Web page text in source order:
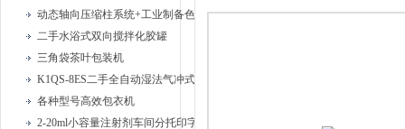
动态轴向压缩柱系统+工业制备色谱系统
二手水浴式双向搅拌化胶罐
三角袋茶叶包装机
K1QS-8ES二手全自动湿法气冲式胶塞清洗机
各种型号高效包衣机
2-20ml小容量注射剂车间分托印字安瓿联动机